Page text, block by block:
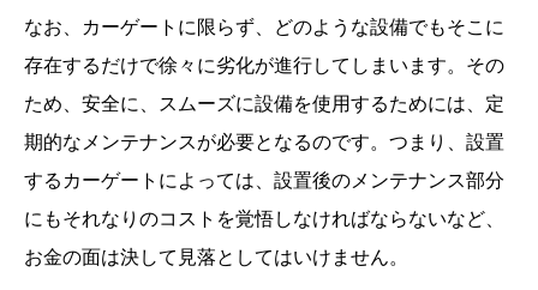
なお、カーゲートに限らず、どのような設備でもそこに
存在するだけで徐々に劣化が進行してしまいます。その
ため、安全に、スムーズに設備を使用するためには、定
期的なメンテナンスが必要となるのです。つまり、設置
するカーゲートによっては、設置後のメンテナンス部分
にもそれなりのコストを覚悟しなければならないなど、
お金の面は決して見落としてはいけません。